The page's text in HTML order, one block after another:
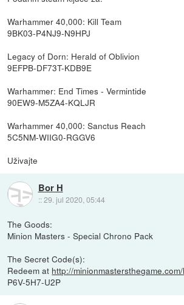
Warhammer 40,000: Kill Team
9BK03-P4NJ9-N9HPJ
Legacy of Dorn: Herald of Oblivion
9EFPB-DF73T-KDB9E
Warhammer: End Times - Vermintide
90EW9-M5ZA4-KQLJR
Warhammer 40,000: Sanctus Reach
5C5NM-WIIG0-RGGV6
Uživajte
Bor H
::29. jul 2020, 05:44
The Goods:
Minion Masters - Special Chrono Pack
The Secret Code(s):
Redeem at http://
P6V-5H7-U2P